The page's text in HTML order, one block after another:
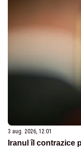
3 aug. 2026, 12:01
Iranul îl contrazice